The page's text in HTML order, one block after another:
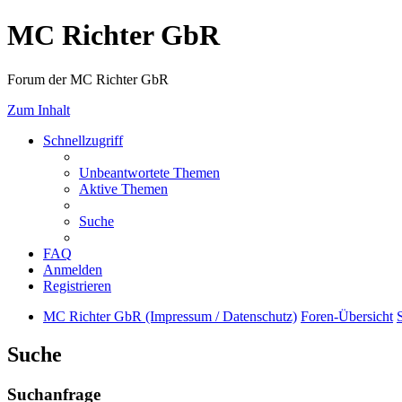
MC Richter GbR
Forum der MC Richter GbR
Zum Inhalt
Schnellzugriff
Unbeantwortete Themen
Aktive Themen
Suche
FAQ
Anmelden
Registrieren
MC Richter GbR (Impressum / Datenschutz) Foren-Übersicht
Suche
Suchanfrage